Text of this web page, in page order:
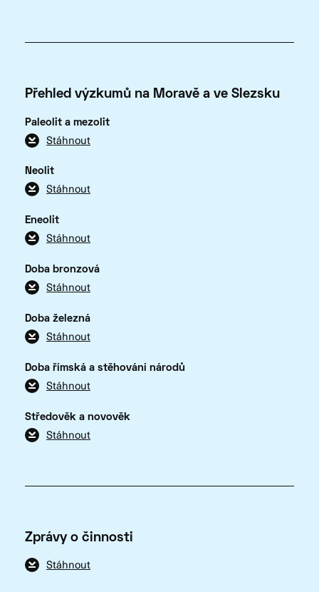
Přehled výzkumů na Moravě a ve Slezsku
Paleolit a mezolit
Stáhnout
Neolit
Stáhnout
Eneolit
Stáhnout
Doba bronzová
Stáhnout
Doba železná
Stáhnout
Doba římská a stěhování národů
Stáhnout
Středověk a novověk
Stáhnout
Zprávy o činnosti
Stáhnout